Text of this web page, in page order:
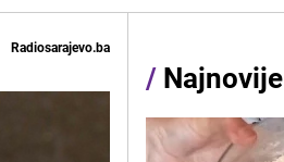
Radiosarajevo.ba
/ Najnovije